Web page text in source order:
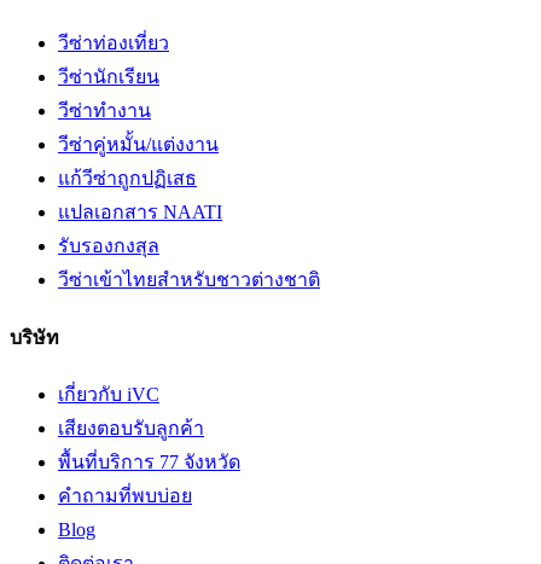
วีซ่าท่องเที่ยว
วีซ่านักเรียน
วีซ่าทำงาน
วีซ่าคู่หมั้น/แต่งงาน
แก้วีซ่าถูกปฏิเสธ
แปลเอกสาร NAATI
รับรองกงสุล
วีซ่าเข้าไทยสำหรับชาวต่างชาติ
บริษัท
เกี่ยวกับ iVC
เสียงตอบรับลูกค้า
พื้นที่บริการ 77 จังหวัด
คำถามที่พบบ่อย
Blog